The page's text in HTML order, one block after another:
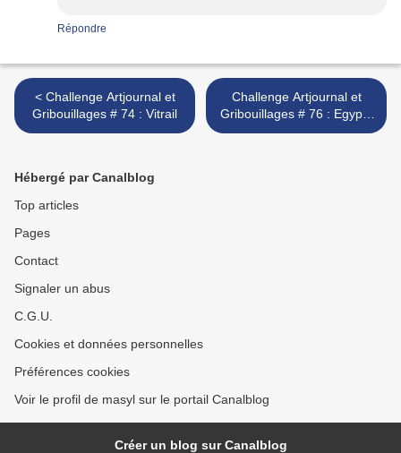
Répondre
< Challenge Artjournal et
Gribouillages # 74 : Vitrail
Challenge Artjournal et
Gribouillages # 76 : Egypte
>
Hébergé par Canalblog
Top articles
Pages
Contact
Signaler un abus
C.G.U.
Cookies et données personnelles
Préférences cookies
Voir le profil de masyl sur le portail Canalblog
Créer un blog sur Canalblog